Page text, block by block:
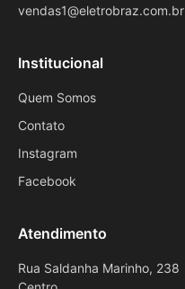
vendas1@eletrobraz.com.br
Institucional
Quem Somos
Contato
Instagram
Facebook
Atendimento
Rua Saldanha Marinho, 238